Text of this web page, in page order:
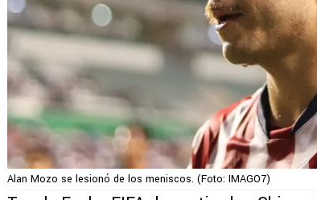
Alan Mozo se lesionó de los meniscos. (Foto: IMAGO7)